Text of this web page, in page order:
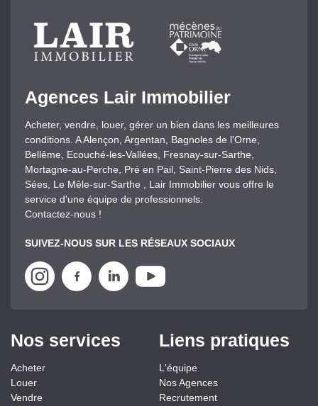
Agences Lair Immobilier
Acheter, vendre, louer, gérer un bien dans les meilleures
conditions. A Alençon, Argentan, Bagnoles de l'Orne,
Bellême, Ecouché-les-Vallées, Fresnay-sur-Sarthe,
Mortagne-au-Perche, Pré en Pail, Saint-Pierre des Nids,
Sées, Le Mêle-sur-Sarthe , Lair Immobilier vous offre le
service d'une équipe de professionnels.
Contactez-nous !
SUIVEZ-NOUS SUR LES RÉSEAUX SOCIAUX
Nos services
Acheter
Louer
Vendre
Liens pratiques
L'équipe
Nos Agences
Recrutement